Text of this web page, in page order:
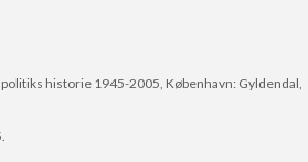
historie 1945-2005, København: Gyldendal,